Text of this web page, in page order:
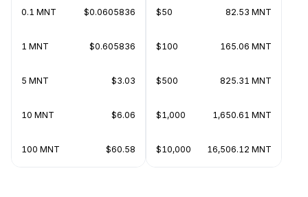
0.1 MNT $0.0605836
1 MNT $0.605836
5 MNT $3.03
10 MNT $6.06
100 MNT $60.58
$50 82.53 MNT
$100 165.06 MNT
$500 825.31 MNT
$1,000 1,650.61 MNT
$10,000 16,506.12 MNT